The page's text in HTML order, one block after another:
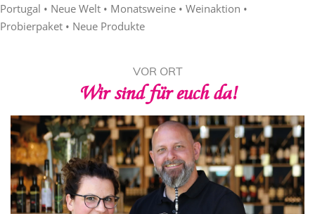
Portugal • Neue Welt • Monatsweine • Weinaktion •
Probierpaket • Neue Produkte
VOR ORT
Wir sind für euch da!